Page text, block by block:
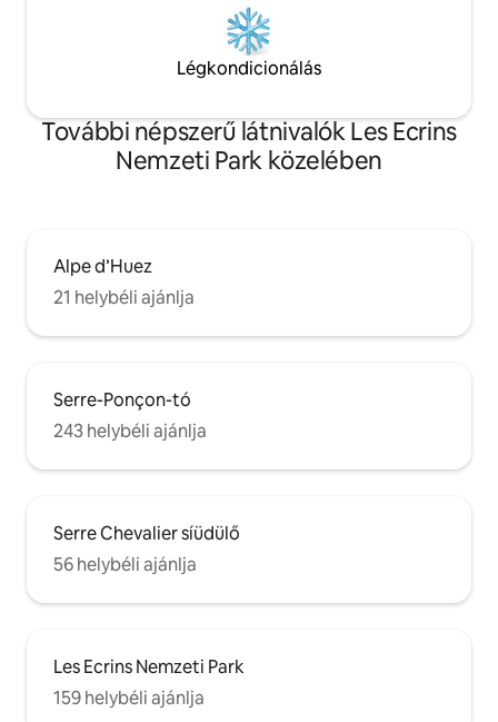
Légkondicionálás
További népszerű látnivalók Les Ecrins
Nemzeti Park közelében
Alpe d’Huez
21 helybéli ajánlja
Serre-Ponçon-tó
243 helybéli ajánlja
Serre Chevalier síüdülő
56 helybéli ajánlja
Les Ecrins Nemzeti Park
159 helybéli ajánlja